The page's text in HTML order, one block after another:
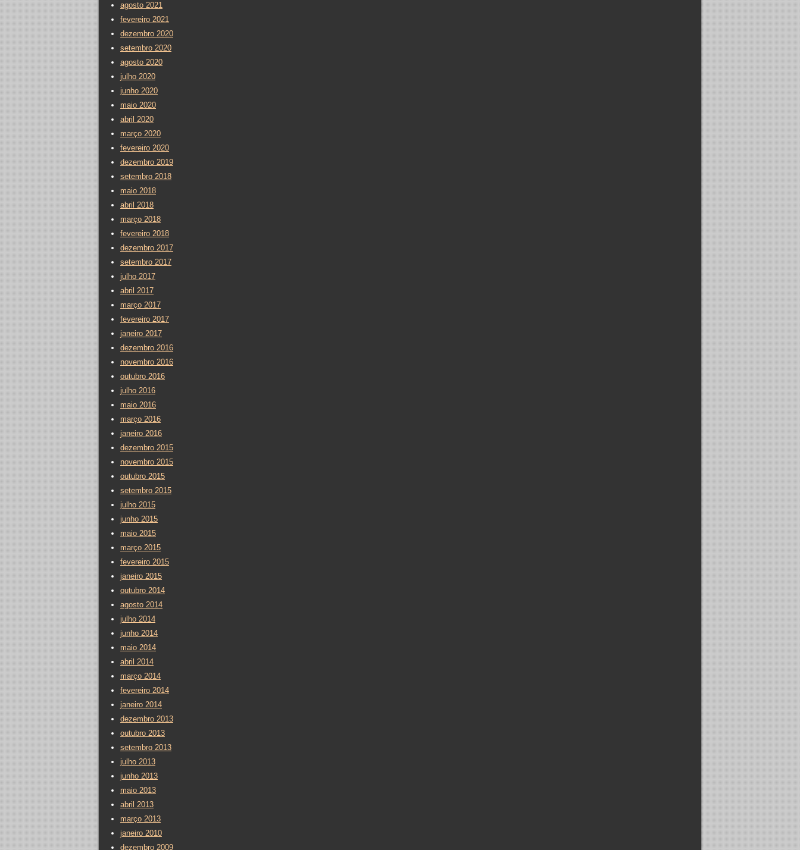
agosto 2021
fevereiro 2021
dezembro 2020
setembro 2020
agosto 2020
julho 2020
junho 2020
maio 2020
abril 2020
março 2020
fevereiro 2020
dezembro 2019
setembro 2018
maio 2018
abril 2018
março 2018
fevereiro 2018
dezembro 2017
setembro 2017
julho 2017
abril 2017
março 2017
fevereiro 2017
janeiro 2017
dezembro 2016
novembro 2016
outubro 2016
julho 2016
maio 2016
março 2016
janeiro 2016
dezembro 2015
novembro 2015
outubro 2015
setembro 2015
julho 2015
junho 2015
maio 2015
março 2015
fevereiro 2015
janeiro 2015
outubro 2014
agosto 2014
julho 2014
junho 2014
maio 2014
abril 2014
março 2014
fevereiro 2014
janeiro 2014
dezembro 2013
outubro 2013
setembro 2013
julho 2013
junho 2013
maio 2013
abril 2013
março 2013
janeiro 2010
dezembro 2009